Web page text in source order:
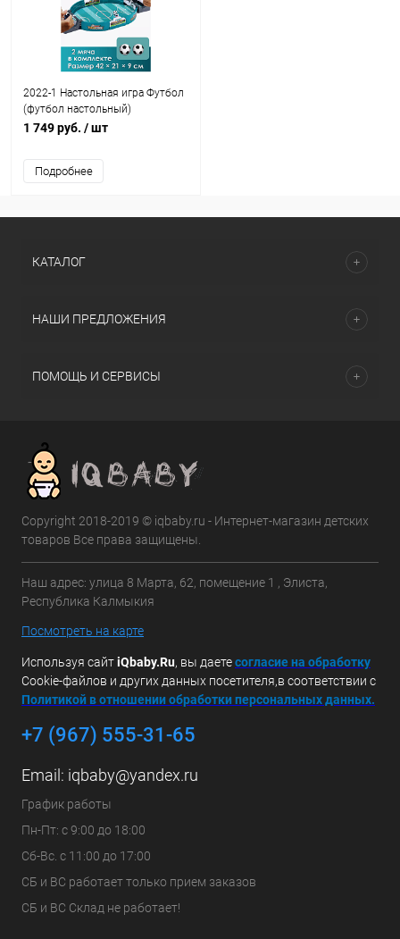
2022-1 Настольная игра Футбол
(футбол настольный)
1 749 руб. / шт
Подробнее
КАТАЛОГ
НАШИ ПРЕДЛОЖЕНИЯ
ПОМОЩЬ И СЕРВИСЫ
Copyright 2018-2019 © iqbaby.ru - Интернет-магазин детских
товаров Все права защищены.
Наш адрес: улица 8 Марта, 62, помещение 1 , Элиста,
Республика Калмыкия
Посмотреть на карте
Используя сайтiQbaby.Ru, вы даетесогласие на обработку
Cookie-файлов и других данных посетителя,в соответствии с
Политикой в отношении обработки персональных данных.
+7 (967) 555-31-65
Email: iqbaby@yandex.ru
График работы
Пн-Пт: с 9:00 до 18:00
Сб-Вс. с 11:00 до 17:00
СБ и ВС работает только прием заказов
СБ и ВС Склад не работает!